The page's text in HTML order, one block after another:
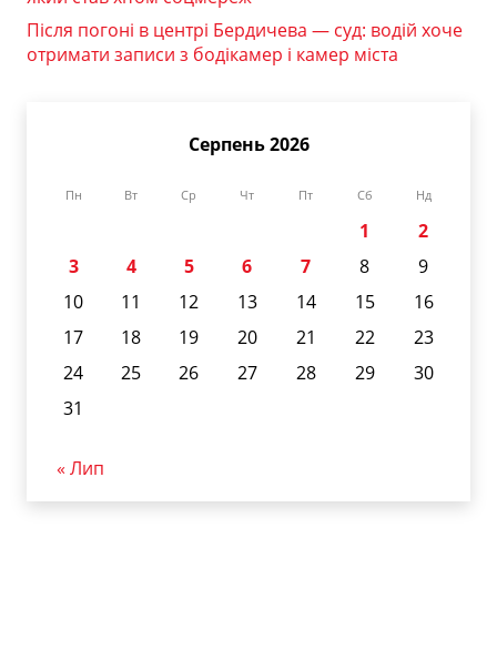
Після погоні в центрі Бердичева — суд: водій хоче
отримати записи з бодікамер і камер міста
Серпень 2026
Пн Вт Ср Чт Пт Сб Нд
1
2
3
4 5 6 7 8
9
10
11 12 13 14 15
16
17
18 19 20 21 22
23
24
25 26 27 28 29
30
31
« Лип